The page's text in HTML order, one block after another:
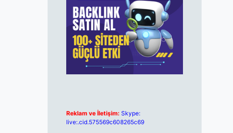
Reklam ve İletişim: Skype:
live:.cid.575569c608265c69